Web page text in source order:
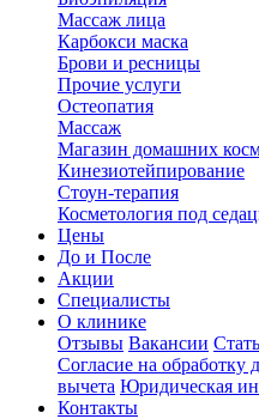
Массаж лица
Карбокси маска
Брови и ресницы
Прочие услуги
Остеопатия
Массаж
Магазин домашних
Кинезиотейпирование
Стоун-терапия
Косметология под
Цены
До и После
Акции
Специалисты
О клинике
Отзывы Вакансии
Согласие на обработку
вычета Юридическая
Контакты